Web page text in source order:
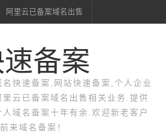
阿里云已备案域名出售
备案
快速备案,网站快速备案,个人企业
里云已备案域名出售相关业务.提供
域名备案十年有余.欢迎新老客户
前来域名备案！